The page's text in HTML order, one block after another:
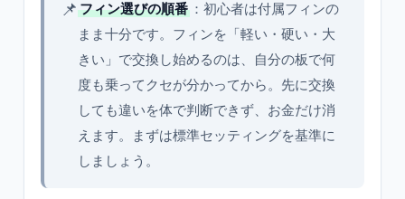
📌 フィン選びの順番 ：初心者は付属フィンの
まま十分です。フィンを「軽い・硬い・大
きい」で交換し始めるのは、自分の板で何
度も乗ってクセが分かってから。先に交換
しても違いを体で判断できず、お金だけ消
えます。まずは標準セッティングを基準に
しましょう。